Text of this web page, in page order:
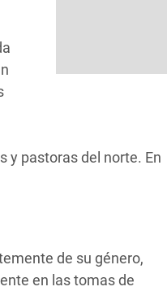
y pastoras del norte. En
de su género,
en las tomas de